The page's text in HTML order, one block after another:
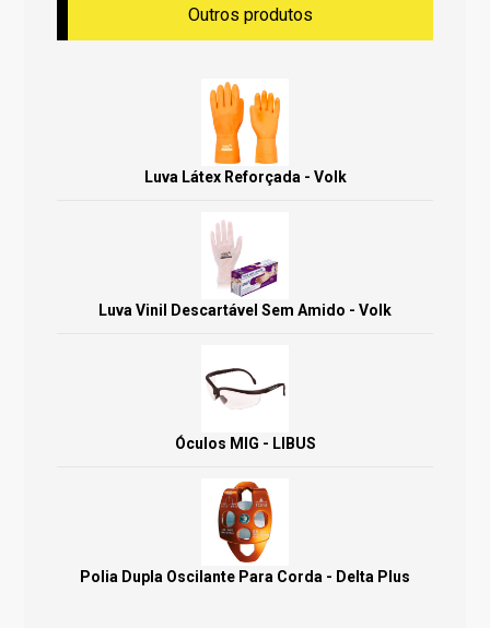
Outros produtos
Luva Látex Reforçada - Volk
Luva Vinil Descartável Sem Amido - Volk
Óculos MIG - LIBUS
Polia Dupla Oscilante Para Corda - Delta Plus